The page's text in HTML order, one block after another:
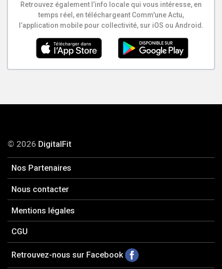
Retrouvez également l’info locale qui vous intéresse, en
temps réel, en téléchargeant Comm'une Actu,
l’application mobile pour collectivité, sur iOS ou Android.
© 2026 DigitalFit
Nos Partenaires
Nous contacter
Mentions légales
CGU
Retrouvez-nous sur Facebook